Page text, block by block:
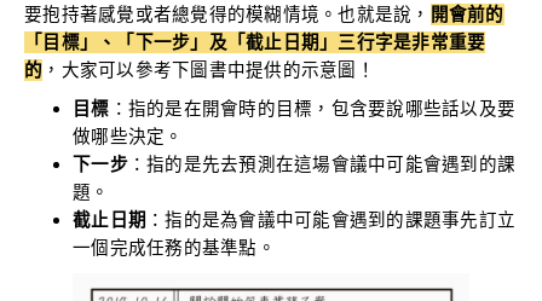
要抱持著感覺或者總覺得的模糊情境。也就是說， 開會前的
「目標」、「下一步」及「截止日期」三行字是非常重要
的 ，大家可以參考下圖書中提供的示意圖！
目標 ：指的是在開會時的目標，包含要說哪些話以及要
做哪些決定。
下一步：指的是先去預測在這場會議中可能會遇到的課
題。
截止日期 ：指的是為會議中可能會遇到的課題事先訂立
一個完成任務的基準點。